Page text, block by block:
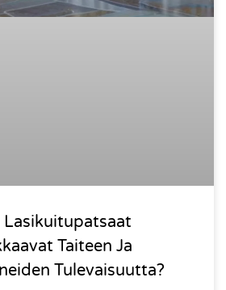
Lasikuitupatsaat
Taiteen Ja
Tulevaisuutta?